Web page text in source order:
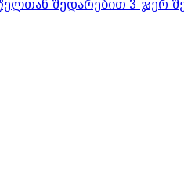
შედარებით 3-ჯერ